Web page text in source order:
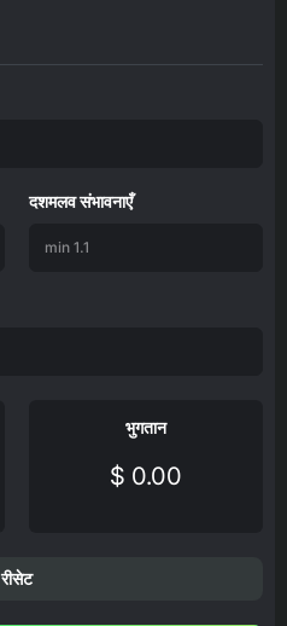
दशमलव संभावनाएँ
भुगतान
$ 0.00
रीसेट